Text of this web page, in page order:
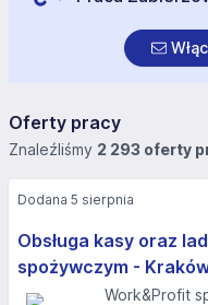
Oferty pracy
Znaleźliśmy 2 293 oferty
Obsługa kasy oraz
spożywczym -
Work&Profit
Dodana 5 sierpnia